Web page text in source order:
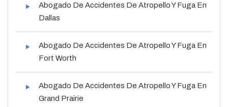
Abogado De Accidentes De Atropello Y Fuga En
Dallas
Abogado De Accidentes De Atropello Y Fuga En
Fort Worth
Abogado De Accidentes De Atropello Y Fuga En
Grand Prairie